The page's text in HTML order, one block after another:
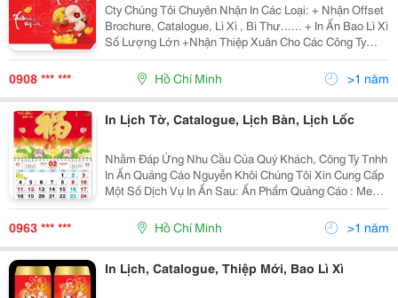
Cty Chúng Tôi Chuyên Nhận In Các Loại: + Nhận Offset
Brochure, Catalogue, Lì Xì , Bì Thư...... + In Ấn Bao Lì Xì
Số Lượng Lớn +Nhận Thiệp Xuân Cho Các Công Ty
+Túi Quà Tặng Tết Rất Hân Hạnh Được Phục Vụ. Vui
Lòng Liên Hệ: 0908 772 7
0908 *** *** Hồ Chí Minh >1 năm
In Lịch Tờ, Catalogue, Lịch Bàn, Lịch Lốc
Nhằm Đáp Ứng Nhu Cầu Của Quý Khách, Công Ty Tnhh
In Ấn Quảng Cáo Nguyễn Khôi Chúng Tôi Xin Cung Cấp
Một Số Dịch Vụ In Ấn Sau: Ấn Phẩm Quảng Cáo : Menu,
B Rochure, Catalogue, Leaflet, Lịch, Hộp Giấy, Túi Giấy,
Túi Nhựa, Poster, Banner, Standee, N
0963 *** *** Hồ Chí Minh >1 năm
In Lịch, Catalogue, Thiệp Mới, Bao Lì Xì